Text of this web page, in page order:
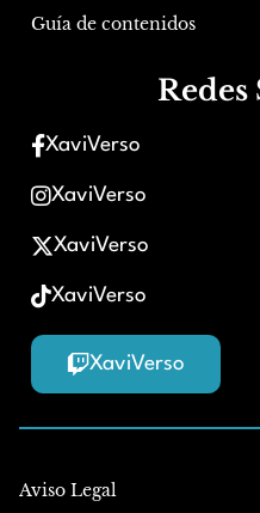
Guía de contenidos
Redes
XaviVerso
XaviVerso
XaviVerso
XaviVerso
XaviVerso
Aviso Legal